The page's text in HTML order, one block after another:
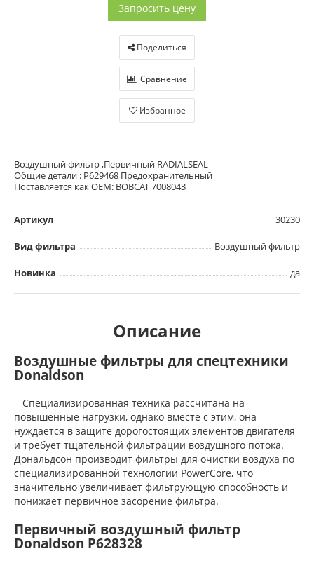
Запросить цену
Поделиться
Сравнение
Избранное
Воздушный фильтр ,Первичный RADIALSEAL
Общие детали : P629468 Предохранительный
Поставляется как OEM: BOBCAT 7008043
Артикул 30230
Вид фильтра Воздушный фильтр
Новинка да
Описание
Воздушные фильтры для спецтехники
Donaldson
Специализированная техника рассчитана на
повышенные нагрузки, однако вместе с этим, она
нуждается в защите дорогостоящих элементов двигателя
и требует тщательной фильтрации воздушного потока.
Дональдсон производит фильтры для очистки воздуха по
специализированной технологии PowerCore, что
значительно увеличивает фильтрующую способность и
понижает первичное засорение фильтра.
Первичный воздушный фильтр
Donaldson P628328